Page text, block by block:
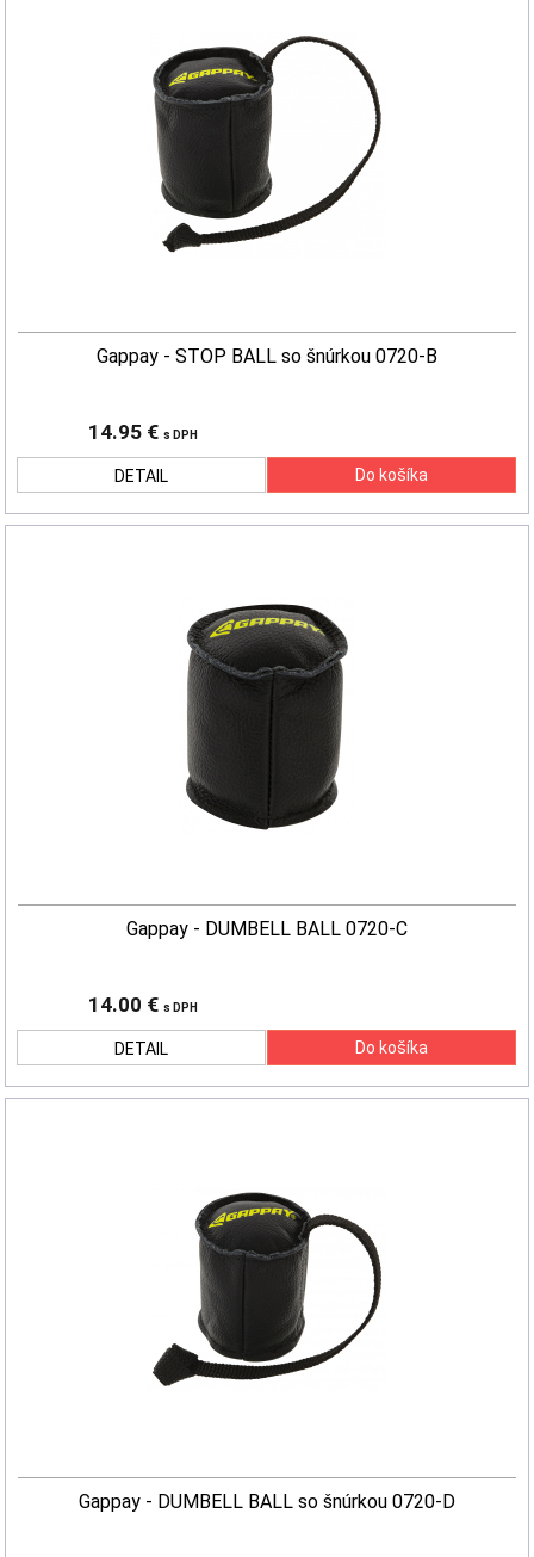
Gappay - STOP BALL so šnúrkou 0720-B
14.95 € s DPH
DETAIL
Gappay - DUMBELL BALL 0720-C
14.00 € s DPH
DETAIL
Gappay - DUMBELL BALL so šnúrkou 0720-D